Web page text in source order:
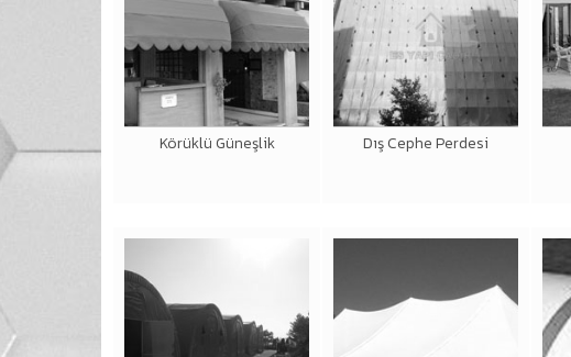
Körüklü Güneşlik Dış Cephe Perdesi